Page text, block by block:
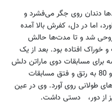
دندان روی جگر می‌فشرد و
اما در دل، کفرش بالا آمده
روحی شد و تا مدت‌ها حالش
خوراک افتاده بود. بعد از یک
برای مسابقات دوی ماراتن دلش
غنج می‌زد، در سال‌های 1972، 76 و 80 به رتق و فتق مسابقات
طولانی روی آورد. وی در عین
از دور، دستی داشت.